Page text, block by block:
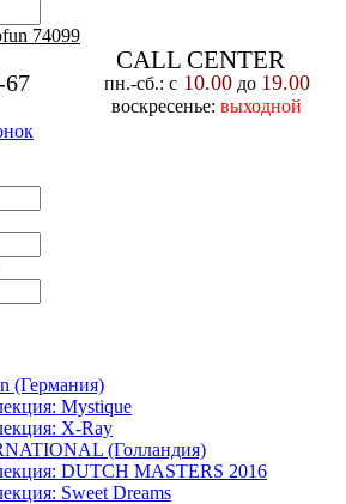
74099
67
CALL CENTER
пн.-cб.: с10.00до 19.00
воскресенье: выходной
(Германия)
Mystique
X-Ray
(Голландия)
DUTCH MASTERS 2016
Sweet Dreams